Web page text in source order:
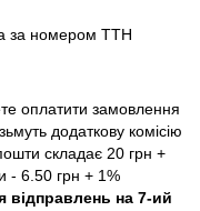
за номером ТТН
оплатити замовлення
додаткову комісію
складає 20 грн +
- 6.50 грн + 1%
відправлень на 7-ий